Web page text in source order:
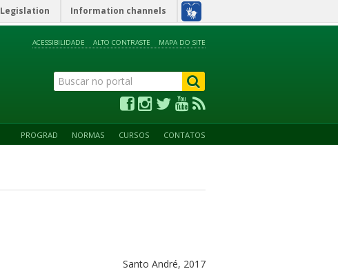
Legislation Information channels
ACESSIBILIDADE ALTO CONTRASTE MAPA DO SITE
PROGRAD NORMAS CURSOS CONTATOS
Santo André, 2017